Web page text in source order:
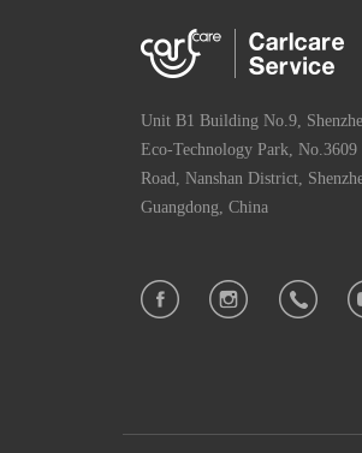
Unit B1 Building No.9,
Eco-Technology Park, No.3609
Road, Nanshan District,
Guangdong, China